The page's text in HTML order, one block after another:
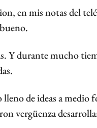
en mis notas del
Y durante mucho
de ideas a medio
vergüenza